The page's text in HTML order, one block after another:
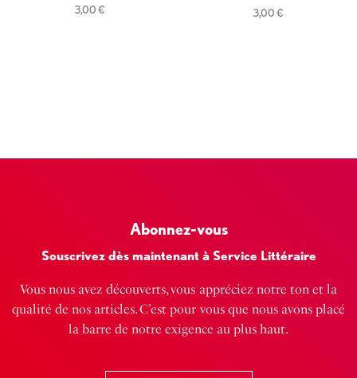
3,00€
3,00€
Abonnez-vous
Souscrivez dès maintenant à Service Littéraire
Vous nous avez découverts, vous appréciez notre ton et la
qualité de nos articles. C’est pour vous que nous avons placé
la barre de notre exigence au plus haut.